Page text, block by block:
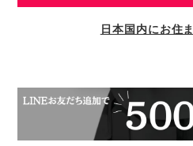
日本国内にお住